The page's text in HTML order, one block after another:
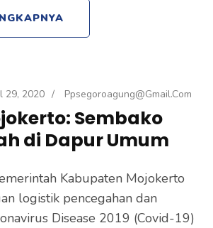
29, 2020 / Ppsegoroagung@gmail.com
Sembako
di Dapur Umum
Kabupaten Mojokerto
logistik pencegahan dan
Disease 2019 (Covid-19)